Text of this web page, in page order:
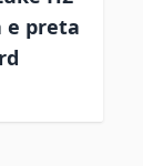
e preta